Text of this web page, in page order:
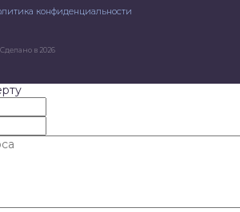
конфиденциальности
Сделано в 2026